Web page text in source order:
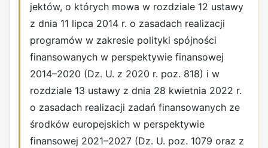
jektów, o których mowa w rozdziale 12 ustawy
z dnia 11 lipca 2014 r. o zasadach realizacji
programów w zakresie polityki spójności
finansowanych w perspektywie finansowej
2014–2020 (Dz. U. z 2020 r. poz. 818) i w
rozdziale 13 ustawy z dnia 28 kwietnia 2022 r.
o zasadach realizacji zadań finansowanych ze
środków europejskich w perspektywie
finansowej 2021–2027 (Dz. U. poz. 1079 oraz z